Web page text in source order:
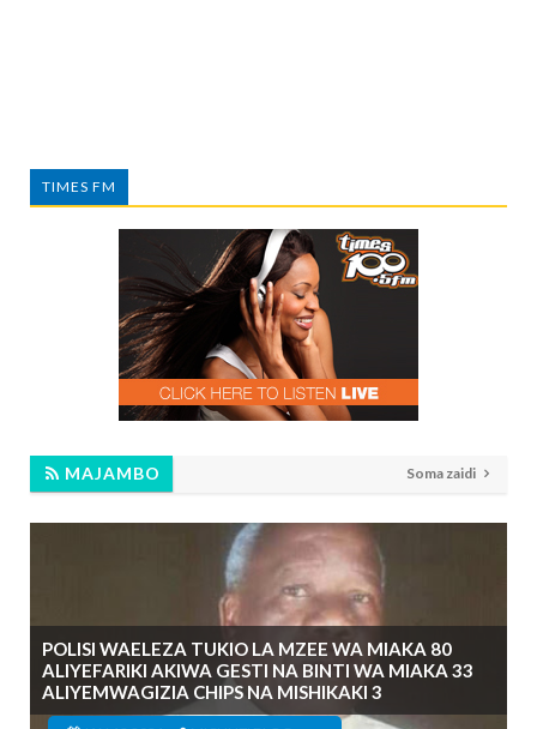
TIMES FM
MAJAMBO Soma zaidi
POLISI WAELEZA TUKIO LA MZEE WA MIAKA 80
ALIYEFARIKI AKIWA GESTI NA BINTI WA MIAKA 33
ALIYEMWAGIZIA CHIPS NA MISHIKAKI 3